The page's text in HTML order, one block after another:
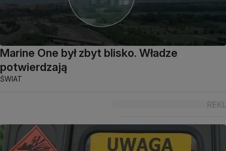
Marine One był zbyt blisko. Władze
potwierdzają
ŚWIAT